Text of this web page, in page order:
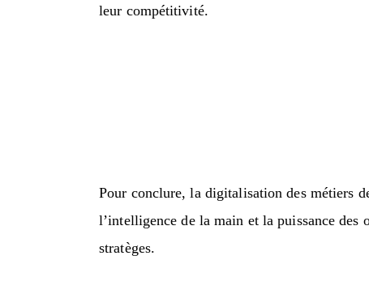
leur compétitivité.
Pour conclure, la digitalisation des métiers
l’intelligence de la main et la puissance
stratèges.